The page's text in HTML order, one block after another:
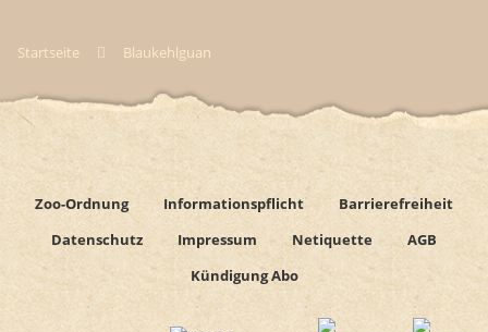
Startseite Blaukehlguan
Zoo-Ordnung Informationspflicht
Barrierefreiheit
Datenschutz
Impressum Netiquette
AGB
Kündigung Abo